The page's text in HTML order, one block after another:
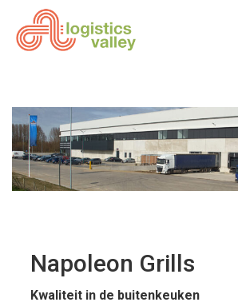
Napoleon Grills
Kwaliteit in de buitenkeuken